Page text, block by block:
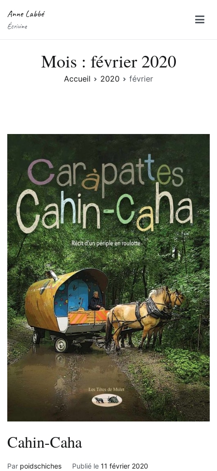
contenu
Anne Labbé
Écrivine
Mois : février 2020
Accueil 2020 février
Cahin-Caha
Par poidschiches Publié le 11 février 2020